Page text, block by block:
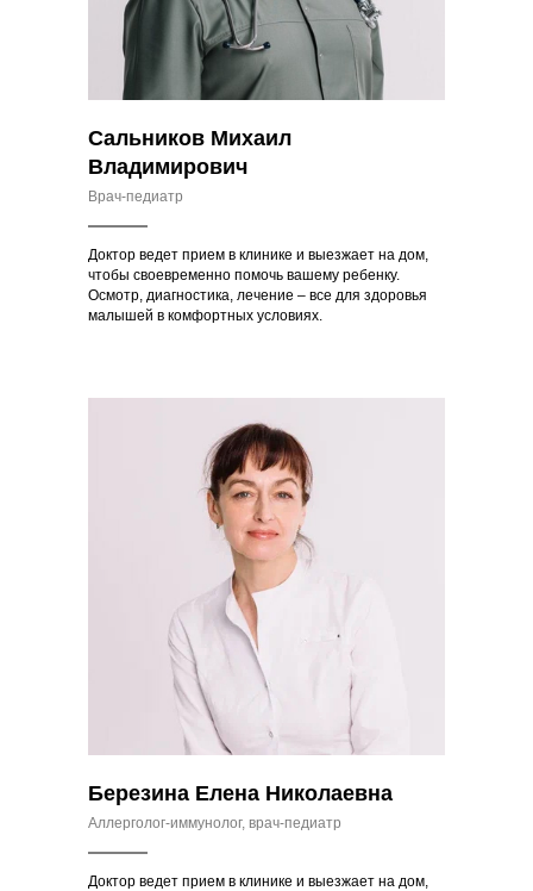
Сальников Михаил
Владимирович
Врач-педиатр
Доктор ведет прием в клинике и выезжает на дом,
чтобы своевременно помочь вашему ребенку.
Осмотр, диагностика, лечение – все для здоровья
малышей в комфортных условиях.
Березина Елена Николаевна
Аллерголог-иммунолог, врач-педиатр
Доктор ведет прием в клинике и выезжает на дом,